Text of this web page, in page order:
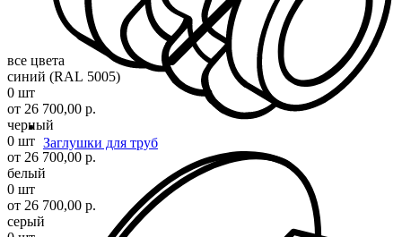
Заглушки для труб
все цвета
синий (RAL 5005)
0 шт
от 26 700,00 р.
черный
0 шт
от 26 700,00 р.
белый
0 шт
от 26 700,00 р.
серый